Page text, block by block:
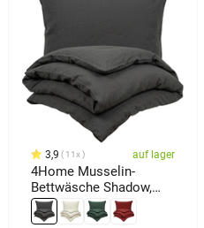
3,9 11x auf lager
4Home Musselin-
Bettwäsche Shadow,
140 x 200 cm, 70 x 90
cm